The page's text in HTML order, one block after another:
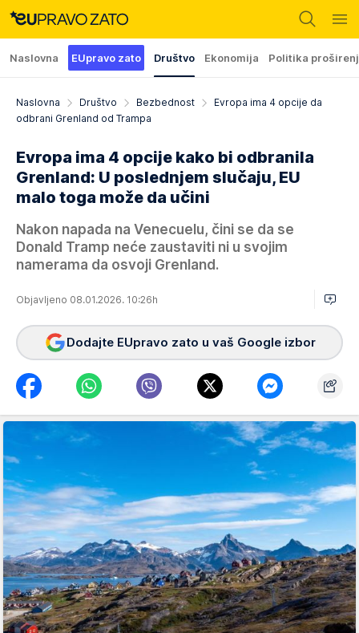
Naslovna EUpravo zato Društvo Ekonomija Politika
Naslovna Društvo Bezbednost
Evropa ima 4 opcije da
odbrani Grenland od Trampa
Evropa ima 4 opcije kako bi odbranila
Grenland: U poslednjem slučaju, EU
malo toga može da učini
Nakon napada na Venecuelu, čini se da se
Donald Tramp neće zaustaviti ni u svojim
namerama da osvoji Grenland.
Objavljeno 08.01.2026. 10:26h
Dodajte EUpravo zato u vaš Google izbor